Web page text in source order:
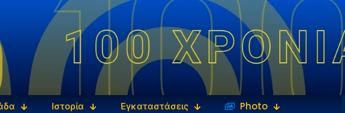
Ιστορία Εγκαταστάσεις
‎‏‏‎ ‎Photo